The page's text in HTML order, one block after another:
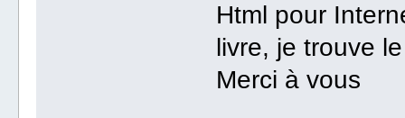
Html pour
livre, je trouve
Merci à vous